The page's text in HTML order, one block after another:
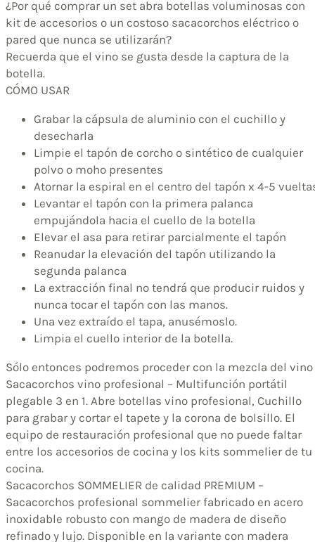
¿Por qué comprar un set abra botellas voluminosas con
kit de accesorios o un costoso sacacorchos eléctrico o
pared que nunca se utilizarán?
Recuerda que el vino se gusta desde la captura de la
botella.
CÓMO USAR
Grabar la cápsula de aluminio con el cuchillo y
desecharla
Limpie el tapón de corcho o sintético de cualquier
polvo o moho presentes
Atornar la espiral en el centro del tapón x 4-5
Levantar el tapón con la primera palanca
empujándola hacia el cuello de la botella
Elevar el asa para retirar parcialmente el tapón
Reanudar la elevación del tapón utilizando la
segunda palanca
La extracción final no tendrá que producir ruidos y
nunca tocar el tapón con las manos.
Una vez extraído el tapa, anusémoslo.
Limpia el cuello interior de la botella.
Sólo entonces podremos proceder con la mezcla del vino
Sacacorchos vino profesional – Multifunción portátil
plegable 3 en 1. Abre botellas vino profesional, Cuchillo
para grabar y cortar el tapete y la corona de bolsillo. El
equipo de restauración profesional que no puede faltar
entre los accesorios de cocina y los kits sommelier de tu
cocina.
Sacacorchos SOMMELIER de calidad PREMIUM –
Sacacorchos profesional sommelier fabricado en acero
inoxidable robusto con mango de madera de diseño
refinado y lujo. Disponible en la variante con madera